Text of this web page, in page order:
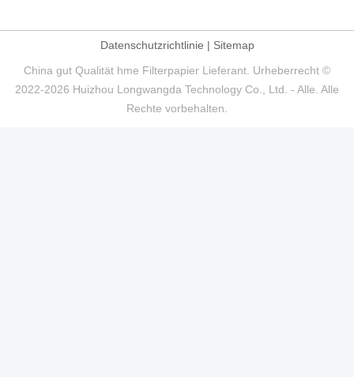
Datenschutzrichtlinie | Sitemap
China gut Qualität hme Filterpapier Lieferant. Urheberrecht ©
2022-2026 Huizhou Longwangda Technology Co., Ltd. - Alle. Alle
Rechte vorbehalten.